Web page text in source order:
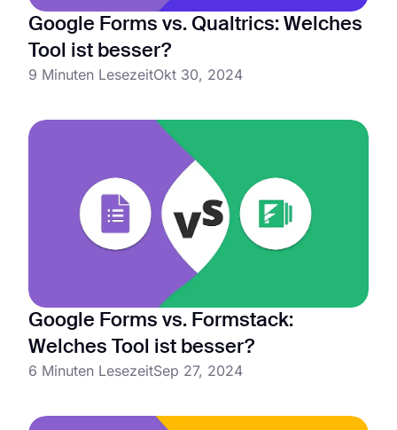
Google Forms vs. Qualtrics: Welches
Tool ist besser?
9 Minuten LesezeitOkt 30, 2024
Google Forms vs. Formstack:
Welches Tool ist besser?
6 Minuten LesezeitSep 27, 2024